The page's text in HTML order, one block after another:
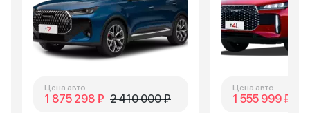
Цена авто
1 875 298 ₽ 2 410 000 ₽
Цена авто
1 555 999 ₽